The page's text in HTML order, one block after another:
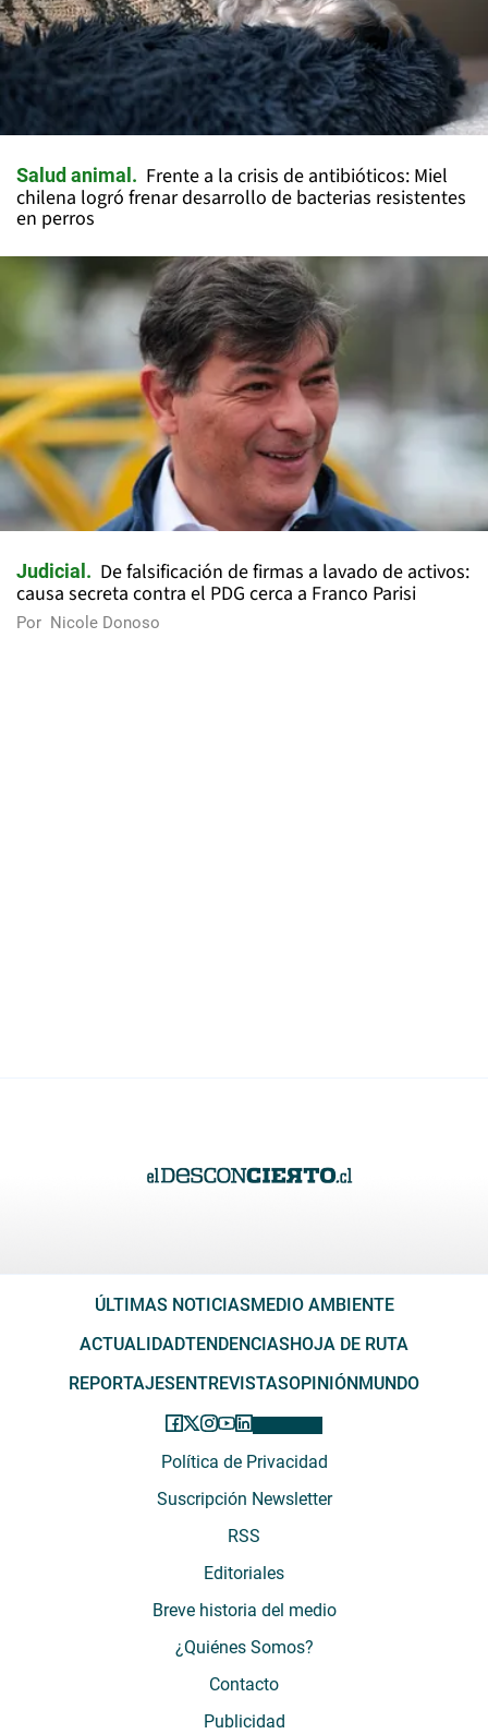
Salud animal
Frente a la crisis de antibióticos: Miel
chilena logró frenar desarrollo de bacterias resistentes
en perros
Judicial
De falsificación de firmas a lavado de activos:
causa secreta contra el PDG cerca a Franco Parisi
Por Nicole Donoso
ÚLTIMAS NOTICIASMEDIO AMBIENTE
ACTUALIDADTENDENCIASHOJA DE RUTA
REPORTAJESENTREVISTASOPINIÓNMUNDO
Política de Privacidad
Suscripción Newsletter
RSS
Editoriales
Breve historia del medio
¿Quiénes Somos?
Contacto
Publicidad